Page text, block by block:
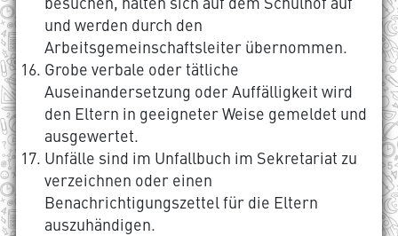
und werden durch den
Arbeitsgemeinschaftsleiter übernommen.
Grobe verbale oder tätliche
Auseinandersetzung oder Auffälligkeit wird
den Eltern in geeigneter Weise gemeldet und
ausgewertet.
Unfälle sind im Unfallbuch im Sekretariat zu
verzeichnen oder einen
Benachrichtigungszettel für die Eltern
auszuhändigen.